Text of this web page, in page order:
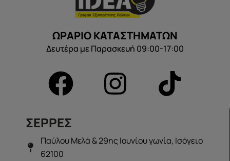
ΩΡΑΡΙΟ ΚΑΤΑΣΤΗΜΑΤΩΝ
Δευτέρα με Παρασκευή 09:00-17:00
ΣΕΡΡΕΣ
Παύλου Μελά & 29ης Ιουνίου γωνία, Ισόγειο
62100